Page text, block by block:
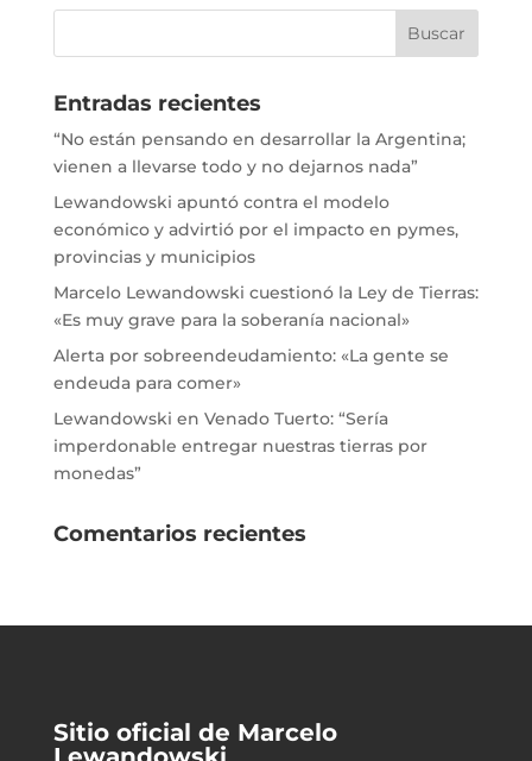
Entradas recientes
“No están pensando en desarrollar la Argentina;
vienen a llevarse todo y no dejarnos nada”
Lewandowski apuntó contra el modelo
económico y advirtió por el impacto en pymes,
provincias y municipios
Marcelo Lewandowski cuestionó la Ley de Tierras:
«Es muy grave para la soberanía nacional»
Alerta por sobreendeudamiento: «La gente se
endeuda para comer»
Lewandowski en Venado Tuerto: “Sería
imperdonable entregar nuestras tierras por
monedas”
Comentarios recientes
Sitio oficial de Marcelo